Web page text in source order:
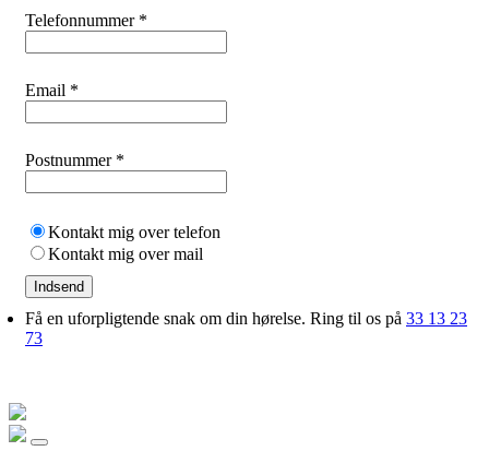
Telefonnummer *
Email *
Postnummer *
Kontakt mig over telefon
Kontakt mig over mail
Indsend
Få en uforpligtende snak om din hørelse. Ring til os på 33 13 23
73